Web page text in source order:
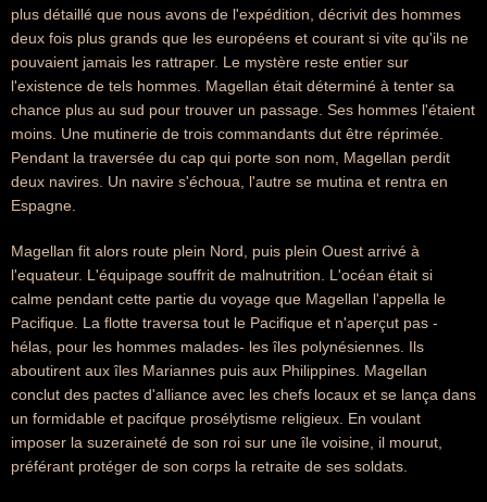
plus détaillé que nous avons de l'expédition, décrivit des hommes
deux fois plus grands que les européens et courant si vite qu'ils ne
pouvaient jamais les rattraper. Le mystère reste entier sur
l'existence de tels hommes. Magellan était déterminé à tenter sa
chance plus au sud pour trouver un passage. Ses hommes l'étaient
moins. Une mutinerie de trois commandants dut être réprimée.
Pendant la traversée du cap qui porte son nom, Magellan perdit
deux navires. Un navire s'échoua, l'autre se mutina et rentra en
Espagne.
Magellan fit alors route plein Nord, puis plein Ouest arrivé à
l'equateur. L'équipage souffrit de malnutrition. L'océan était si
calme pendant cette partie du voyage que Magellan l'appella le
Pacifique. La flotte traversa tout le Pacifique et n'aperçut pas -
hélas, pour les hommes malades- les îles polynésiennes. Ils
aboutirent aux îles Mariannes puis aux Philippines. Magellan
conclut des pactes d'alliance avec les chefs locaux et se lança dans
un formidable et pacifque prosélytisme religieux. En voulant
imposer la suzeraineté de son roi sur une île voisine, il mourut,
préférant protéger de son corps la retraite de ses soldats.